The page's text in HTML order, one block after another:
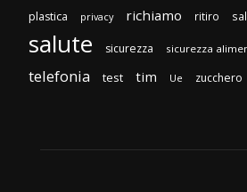
plastica privacy richiamo ritiro
salute sicurezza sicurezza
telefonia test tim Ue zucchero